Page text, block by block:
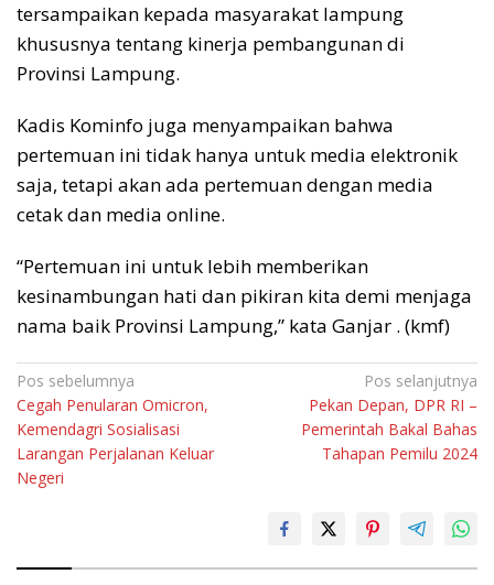
tersampaikan kepada masyarakat lampung
khususnya tentang kinerja pembangunan di
Provinsi Lampung.
Kadis Kominfo juga menyampaikan bahwa
pertemuan ini tidak hanya untuk media elektronik
saja, tetapi akan ada pertemuan dengan media
cetak dan media online.
“Pertemuan ini untuk lebih memberikan
kesinambungan hati dan pikiran kita demi menjaga
nama baik Provinsi Lampung,” kata Ganjar . (kmf)
Navigasi
pos
Pos sebelumnya
Cegah Penularan Omicron,
Kemendagri Sosialisasi
Larangan Perjalanan Keluar
Negeri
Pos selanjutnya
Pekan Depan, DPR RI –
Pemerintah Bakal Bahas
Tahapan Pemilu 2024